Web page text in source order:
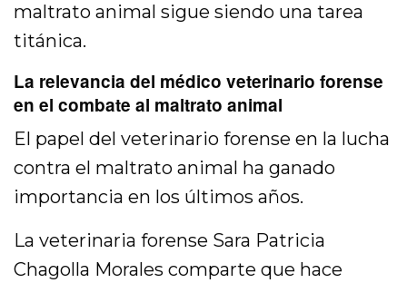
maltrato animal sigue siendo una tarea
titánica.
La relevancia del médico veterinario forense
en el combate al maltrato animal
El papel del veterinario forense en la lucha
contra el maltrato animal ha ganado
importancia en los últimos años.
La veterinaria forense Sara Patricia
Chagolla Morales comparte que hace